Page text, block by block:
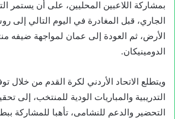
الجاري، قبل المغادرة في اليوم التالي إلى
الأرض، ثم العودة إلى عمان لمواجهة ضيفه
الدومينيكان.
ويتطلع الاتحاد الأردني لكرة القدم من خلال
التدريبية والمباريات الودية للمنتخب، إلى
التحضير والدعم للنشامى، تأهبا للمشاركة